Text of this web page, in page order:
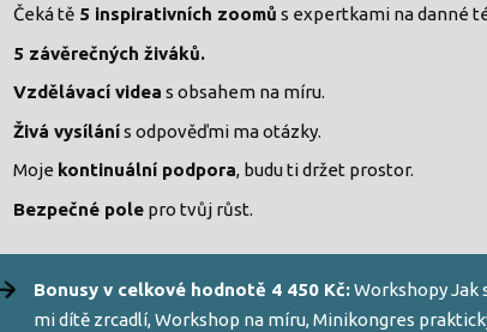
Čeká tě 5 inspirativních zoomů s expertkami na danné
5 závěrečných živáků.
Vzdělávací videa s obsahem na míru.
Živá vysílánís odpověďmi ma otázky.
Moje kontinuální podpora, budu ti držet prostor.
Bezpečné pole pro tvůj růst.
Bonusy v celkové hodnotě 4 450 Kč:Workshopy Jak
mi dítě zrcadlí, Workshop na míru, Minikongres